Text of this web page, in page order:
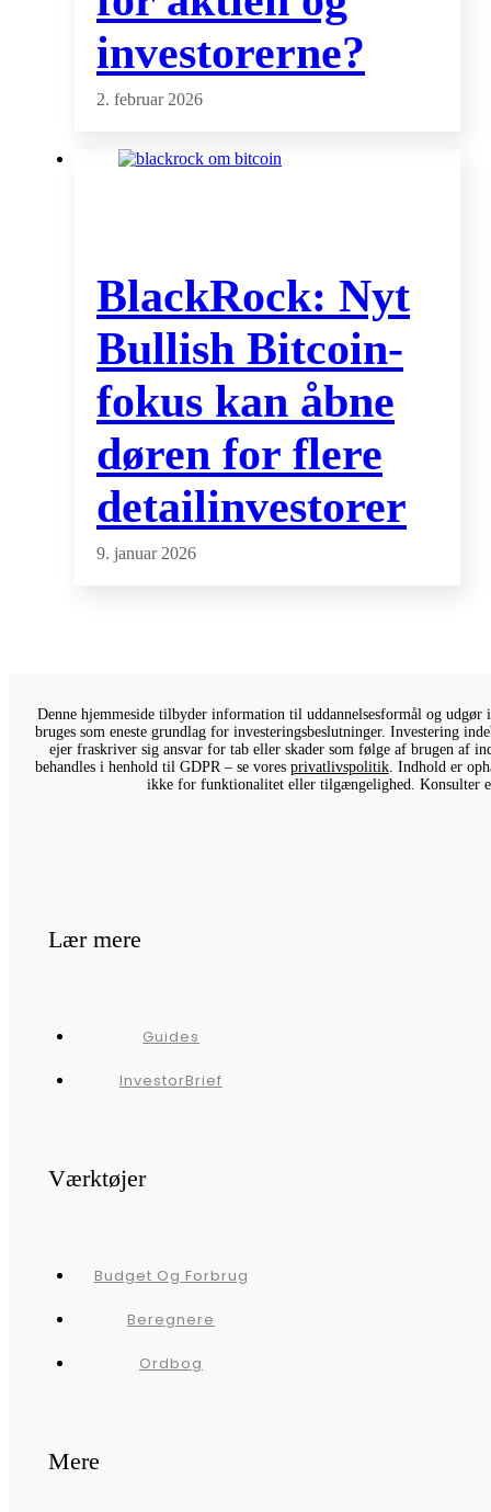
investorerne?
2. februar 2026
BlackRock: Nyt
Bullish Bitcoin-
fokus kan åbne
døren for flere
detailinvestorer
9. januar 2026
Denne hjemmeside tilbyder information til uddannelsesformål og
bruges som eneste grundlag for investeringsbeslutninger. Investering
ejer fraskriver sig ansvar for tab eller skader som følge af brugen af
behandles i henhold til GDPR – se vores privatlivspolitik. Indhold er
ikke for funktionalitet eller tilgængelighed. Konsulter
Lær mere
Guides
InvestorBrief
Værktøjer
Budget Og Forbrug
Beregnere
Ordbog
Mere